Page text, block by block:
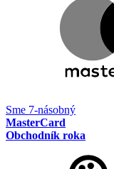
Sme 7-násobný
MasterCard
Obchodník roka